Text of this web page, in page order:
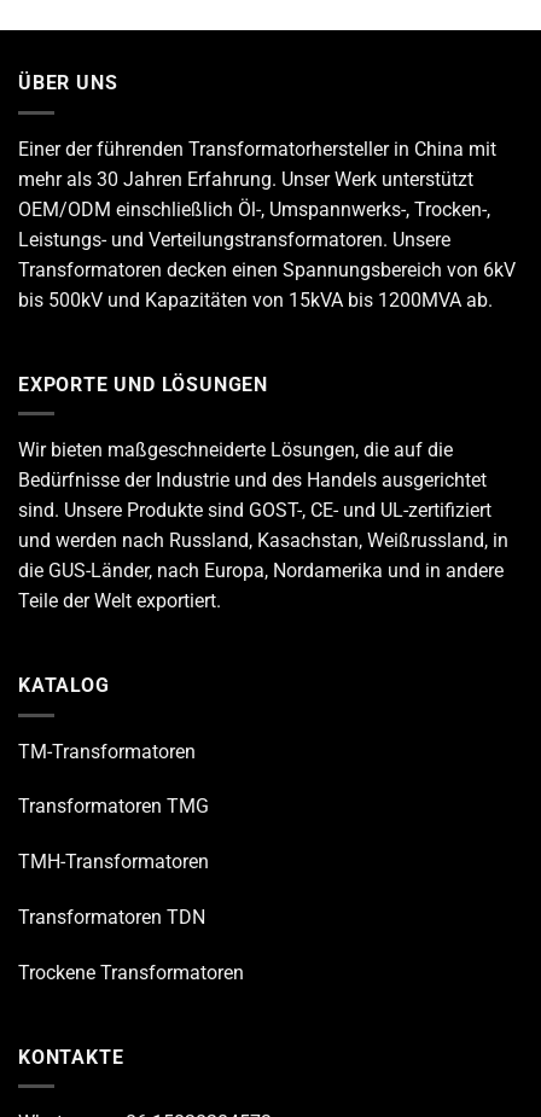
ÜBER UNS
Einer der führenden Transformatorherstellerin China mit
mehr als 30 Jahren Erfahrung. Unser Werk unterstützt
OEM/ODM einschließlich Öl-, Umspannwerks-, Trocken-,
Leistungs- und Verteilungstransformatoren. Unsere
Transformatoren decken einen Spannungsbereich von 6kV
bis 500kV und Kapazitäten von 15kVA bis 1200MVA ab.
EXPORTE UND LÖSUNGEN
Wir bieten maßgeschneiderte Lösungen, die auf die
Bedürfnisse der Industrie und des Handels ausgerichtet
sind. Unsere Produkte sind GOST-, CE- und UL-zertifiziert
und werden nach Russland, Kasachstan, Weißrussland, in
die GUS-Länder, nach Europa, Nordamerika und in andere
Teile der Welt exportiert.
KATALOG
TM-Transformatoren
Transformatoren TMG
TMH-Transformatoren
Transformatoren TDN
Trockene Transformatoren
KONTAKTE